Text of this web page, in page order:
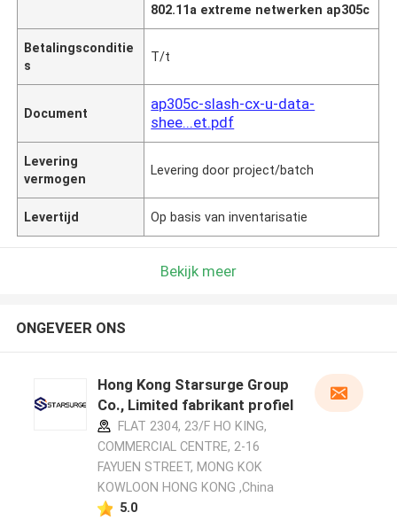
802.11a extreme netwerken ap305c
Betalingsconditie
s
T/t
Document
ap305c-slash-cx-u-data-
shee...et.pdf
Levering
vermogen
Levering door project/batch
Levertijd Op basis van inventarisatie
Bekijk meer
ONGEVEER ONS
Hong Kong Starsurge Group
Co., Limited fabrikant profiel
FLAT 2304, 23/F HO KING,
COMMERCIAL CENTRE, 2-16
FAYUEN STREET, MONG KOK
KOWLOON HONG KONG ,China
5.0